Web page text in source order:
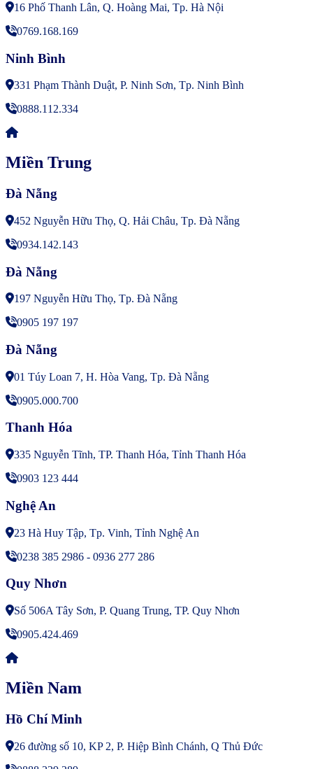
16 Phố Thanh Lân, Q. Hoàng Mai, Tp. Hà Nội
0769.168.169
Ninh Bình
331 Phạm Thành Duật, P. Ninh Sơn, Tp. Ninh Bình
0888.112.334
Miền Trung
Đà Nẵng
452 Nguyễn Hữu Thọ, Q. Hải Châu, Tp. Đà Nẵng
0934.142.143
Đà Nẵng
197 Nguyễn Hữu Thọ, Tp. Đà Nẵng
0905 197 197
Đà Nẵng
01 Túy Loan 7, H. Hòa Vang, Tp. Đà Nẵng
0905.000.700
Thanh Hóa
335 Nguyễn Tĩnh, TP. Thanh Hóa, Tỉnh Thanh Hóa
0903 123 444
Nghệ An
23 Hà Huy Tập, Tp. Vinh, Tỉnh Nghệ An
0238 385 2986 - 0936 277 286
Quy Nhơn
Số 506A Tây Sơn, P. Quang Trung, TP. Quy Nhơn
0905.424.469
Miền Nam
Hồ Chí Minh
26 đường số 10, KP 2, P. Hiệp Bình Chánh, Q Thủ Đức